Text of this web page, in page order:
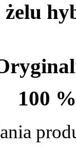
żelu
100